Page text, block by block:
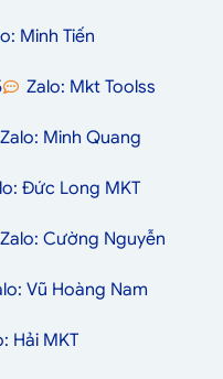
Minh Tiến
Zalo: Mkt Toolss
Zalo: Minh Quang
Đức Long MKT
Zalo: Cường Nguyễn
Vũ Hoàng Nam
Hải MKT